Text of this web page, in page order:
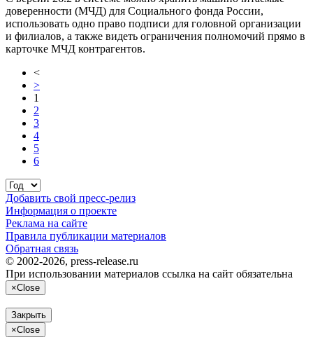
доверенности (МЧД) для Социального фонда России,
использовать одно право подписи для головной организации
и филиалов, а также видеть ограничения полномочий прямо в
карточке МЧД контрагентов.
<
>
1
2
3
4
5
6
Добавить свой пресс-релиз
Информация о проекте
Реклама на сайте
Правила публикации материалов
Обратная связь
© 2002-2026, press-release.ru
При использовании материалов ссылка на сайт обязательна
×Close
Закрыть
×Close